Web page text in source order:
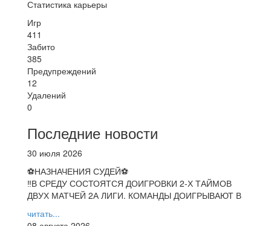
Статистика карьеры
Игр
411
Забито
385
Предупреждений
12
Удалений
0
Последние новости
30 июля 2026
⚽НАЗНАЧЕНИЯ СУДЕЙ⚽
‼В СРЕДУ СОСТОЯТСЯ ДОИГРОВКИ 2-Х ТАЙМОВ
ДВУХ МАТЧЕЙ 2А ЛИГИ. КОМАНДЫ ДОИГРЫВАЮТ В
читать...